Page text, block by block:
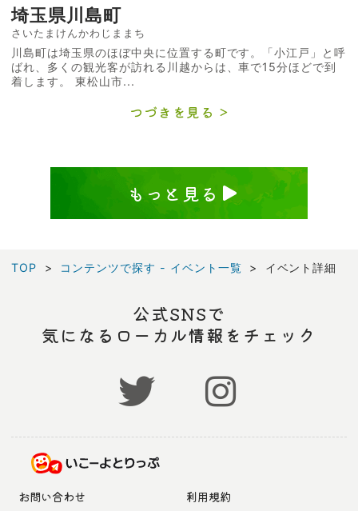
埼玉県川島町
さいたまけんかわじままち
川島町は埼玉県のほぼ中央に位置する町です。「小江戸」と呼
ばれ、多くの観光客が訪れる川越からは、車で15分ほどで到
着します。 東松山市...
つづきを見る
もっと見る
TOP コンテンツで探す - イベント一覧 イベント詳細
公式SNSで
気になるローカル情報をチェック
お問い合わせ 利用規約